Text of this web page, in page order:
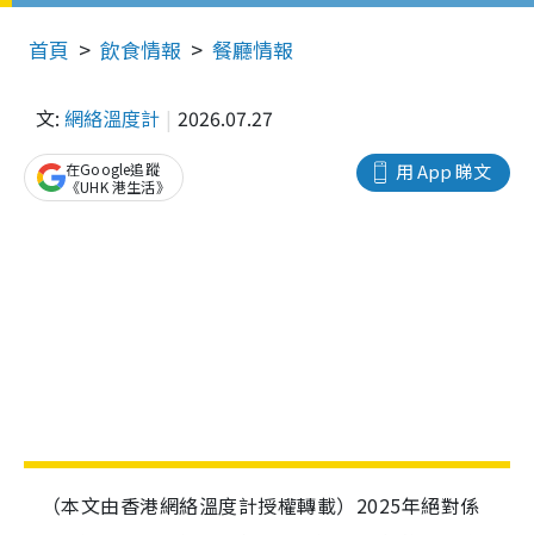
首頁 飲食情報 餐廳情報
文: 網絡溫度計 2026.07.27
用 App 睇文
在Google追蹤
《UHK 港生活》
（本文由香港網絡溫度計授權轉載）2025年絕對係